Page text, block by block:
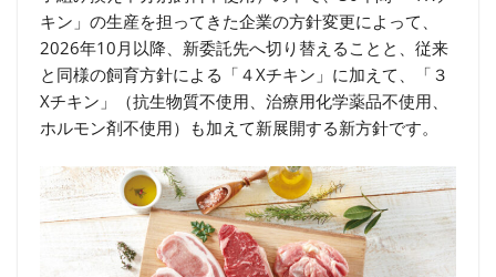
キン」の生産を担ってきた企業の方針変更によって、
2026年10月以降、新委託先へ切り替えることと、従来
と同様の飼育方針による「４Xチキン」に加えて、「３
Xチキン」（抗生物質不使用、治療用化学薬品不使用、
ホルモン剤不使用）も加えて新展開する新方針です。